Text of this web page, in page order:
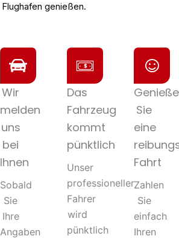
Flughafen genießen.
Wir
melden
uns
bei
Ihnen
Sobald
Sie
Ihre
Angaben
Das
Fahrzeug
kommt
pünktlich
Unser
professioneller
Fahrer
wird
pünktlich
Sie
eine
Fahrt
Zahlen
Sie
einfach
Ihren